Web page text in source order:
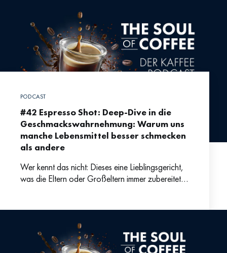
PODCAST
#42 Espresso Shot: Deep-Dive in die
Geschmackswahrnehmung: Warum uns
manche Lebensmittel besser schmecken
als andere
Wer kennt das nicht: Dieses eine Lieblingsgericht,
was die Eltern oder Großeltern immer zubereitet